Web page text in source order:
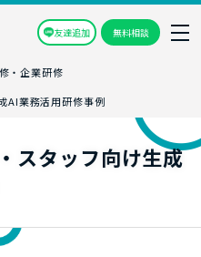
友達追加 無料相談
・企業研修
AI業務活用研修事例
スタッフ向け生成